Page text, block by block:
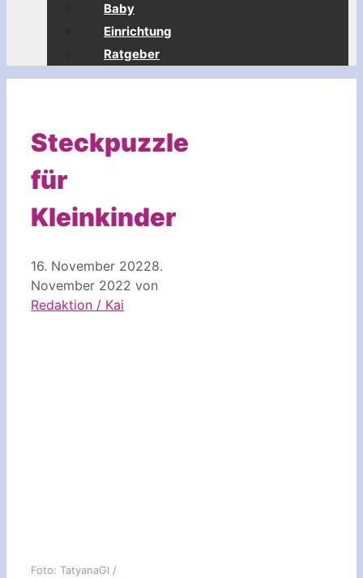
Baby
Einrichtung
Ratgeber
Steckpuzzle
für
Kleinkinder
16. November 20228.
November 2022 von
Redaktion / Kai
Foto: TatyanaGl /